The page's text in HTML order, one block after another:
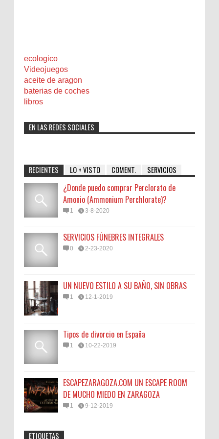
ecologico
Videojuegos
aceite de aragon
baterias de coches
libros
EN LAS REDES SOCIALES
RECIENTES LO + VISTO COMENT. SERVICIOS
¿Donde puedo comprar Perclorato de
Amonio (Ammonium Perchlorate)?
1 3-8-2020
SERVICIOS FÚNEBRES INTEGRALES
0 2-23-2020
UN NUEVO ESTILO A SU BAÑO, SIN OBRAS
1 12-1-2019
Tipos de divorcio en España
1 10-22-2019
ESCAPEZARAGOZA.COM UN ESCAPE ROOM
DE MUCHO MIEDO EN ZARAGOZA
1 9-12-2019
ETIQUETAS